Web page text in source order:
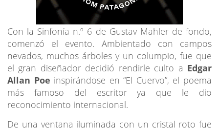
Con la Sinfonía n.º 6 de Gustav Mahler de fondo,
comenzó el evento. Ambientado con campos
nevados, muchos árboles y un columpio, fue que
el gran diseñador decidió rendirle culto a Edgar
Allan Poe inspirándose en “El Cuervo”, el poema
más famoso del escritor ya que le dio
reconocimiento internacional.
De una ventana iluminada con un cristal roto fue